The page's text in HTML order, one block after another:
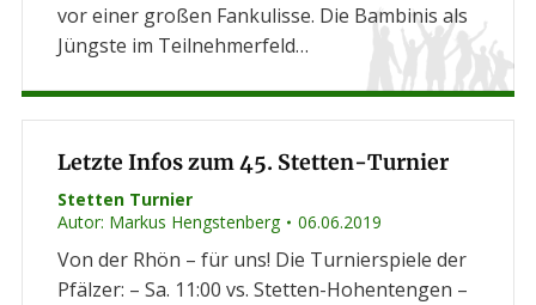
vor einer großen Fankulisse. Die Bambinis als
Jüngste im Teilnehmerfeld…
Letzte Infos zum 45. Stetten-Turnier
Stetten Turnier
Autor: Markus Hengstenberg 06.06.2019
Von der Rhön – für uns! Die Turnierspiele der
Pfälzer: – Sa. 11:00 vs. Stetten-Hohentengen –